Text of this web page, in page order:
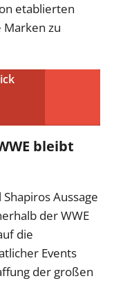
etablierten
zu
bleibt
Aussage
der WWE
die
Events
der großen